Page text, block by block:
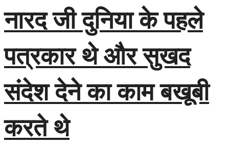
नारद जी दुनिया के पहले
पत्रकार थे और सुखद
संदेश देने का काम बखूबी
करते थे